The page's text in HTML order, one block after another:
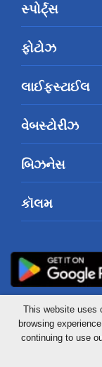
સ્પોર્ટ્સ
ફોટોઝ
લાઈફસ્ટાઈલ
વેબસ્ટોરીઝ
બિઝનેસ
કૉલમ
Mid-Day
This website uses
browsing
continuing to use